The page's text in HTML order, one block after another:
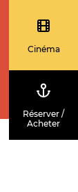
Cinéma
Réserver /
Acheter